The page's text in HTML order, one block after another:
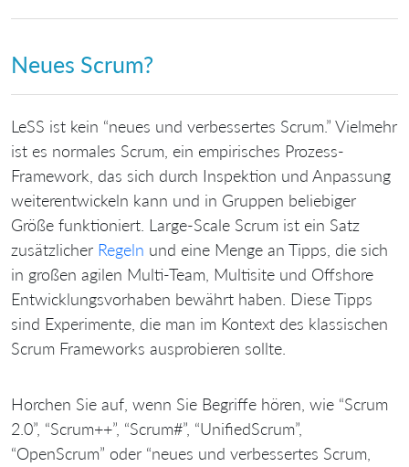
Neues Scrum?
LeSS ist kein “neues und verbessertes Scrum.” Vielmehr
ist es normales Scrum, ein empirisches Prozess-
Framework, das sich durch Inspektion und Anpassung
weiterentwickeln kann und in Gruppen beliebiger
Größe funktioniert. Large-Scale Scrum ist ein Satz
zusätzlicher Regeln und eine Menge an Tipps, die sich
in großen agilen Multi-Team, Multisite und Offshore
Entwicklungsvorhaben bewährt haben. Diese Tipps
sind Experimente, die man im Kontext des klassischen
Scrum Frameworks ausprobieren sollte.
Horchen Sie auf, wenn Sie Begriffe hören, wie “Scrum
2.0”, “Scrum++”, “Scrum#”, “UnifiedScrum”,
“OpenScrum” oder “neues und verbessertes Scrum,